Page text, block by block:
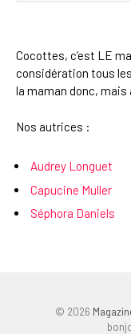
Cocottes, c’est LE
considération tous
la maman donc, mais
Nos autrices :
Audrey Longuet
Capucine Muller
Séphora Daniels
© 2026